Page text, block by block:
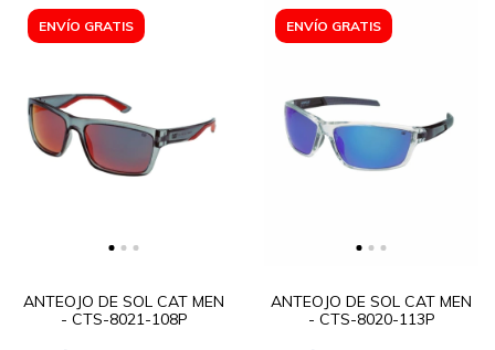
ENVÍO GRATIS
ANTEOJO DE SOL CAT MEN
- CTS-8021-108P
ENVÍO GRATIS
ANTEOJO DE SOL CAT MEN
- CTS-8020-113P